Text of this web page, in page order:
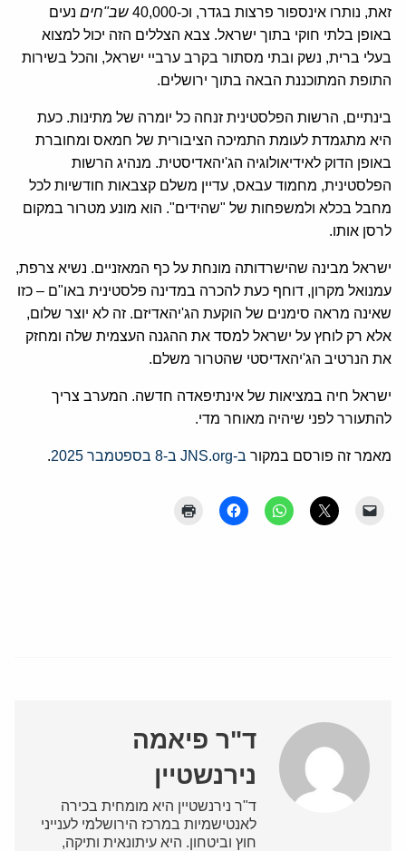
זאת, נותרו אינספור פרצות בגדר, וכ-40,000
שב"חים נעים
באופן בלתי חוקי בתוך ישראל. צבא הצללים הזה יכול למצוא
בעלי ברית, נשק ובתי מסתור בקרב ערביי ישראל, והכל בשירות
התופת המתוכננת הבאה בתוך ירושלים.
בינתיים, הרשות הפלסטינית זנחה כל יומרה של מתינות. כעת
היא מתגמדת לעומת התמיכה הציבורית של חמאס ומחוברת
באופן הדוק לאידיאולוגיה הג'יהאדיסטית. מנהיג הרשות
הפלסטינית, מחמוד עבאס, עדיין משלם קצבאות חודשיות לכל
מחבל בכלא ולמשפחות של "שהידים". הוא מונע מטרור במקום
לרסן אותו.
ישראל מבינה שהישרדותה מונחת על כף המאזניים. נשיא צרפת,
עמנואל מקרון, דוחף כעת להכרה במדינה פלסטינית באו"ם – כזו
שאינה מראה סימנים של הוקעת הג'יהאדיזם. זה לא יוצר שלום,
אלא רק לוחץ על ישראל למסד את ההגנה העצמית שלה ומחזק
את הנרטיב הג'יהאדיסטי שהטרור משלם.
ישראל חיה במציאות של אינתיפאדה חדשה. המערב צריך
להתעורר לפני שיהיה מאוחר מדי.
מאמר זה פורסם במקור ב-JNS.org ב-8 בספטמבר 2025 .
ד"ר פיאמה
נירנשטיין
ד"ר נירנשטיין היא מומחית בכירה
לאנטישמיות במרכז הירושלמי לענייני
חוץ וביטחון. היא עיתונאית ותיקה,